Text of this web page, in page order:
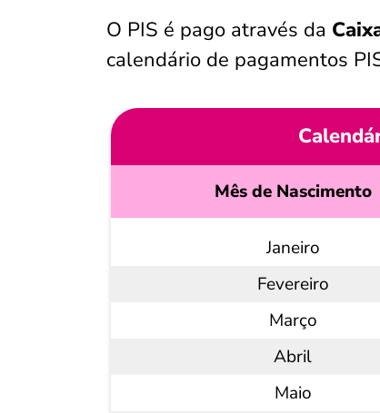
O PIS é pago através da
calendário de pagamentos
Mês de Nascimento
Janeiro
Fevereiro
Março
Abril
Maio